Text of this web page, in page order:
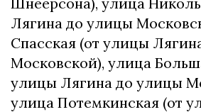
Лягина до улицы
Спасская (от улицы
Московской), улица
улицы Лягина до улицы
улица Потемкинская (от